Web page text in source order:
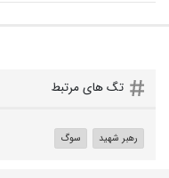
تگ های مرتبط
رهبر شهید سوگ